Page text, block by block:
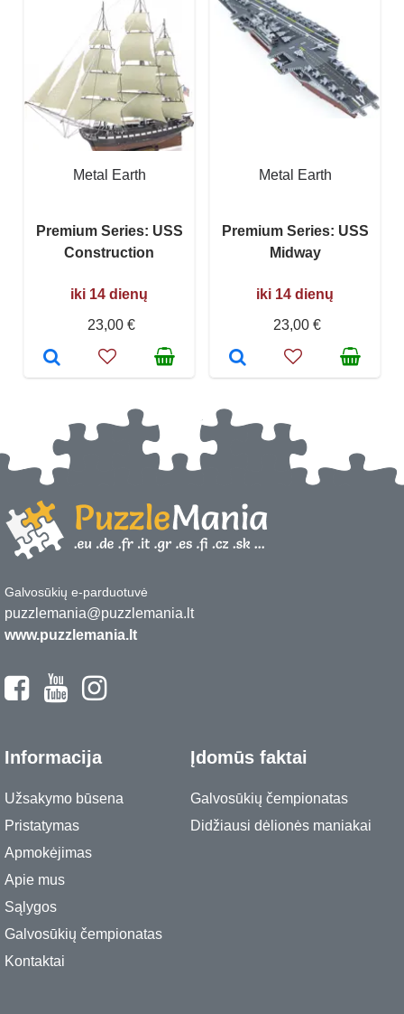
Metal Earth
Premium Series: USS
Construction
iki 14 dienų
23,00 €
Metal Earth
Premium Series: USS
Midway
iki 14 dienų
23,00 €
Galvosūkių e-parduotuvė
puzzlemania@puzzlemania.lt
www.puzzlemania.lt
Informacija
Užsakymo būsena
Pristatymas
Apmokėjimas
Apie mus
Sąlygos
Galvosūkių čempionatas
Kontaktai
Įdomūs faktai
Galvosūkių čempionatas
Didžiausi dėlionės maniakai